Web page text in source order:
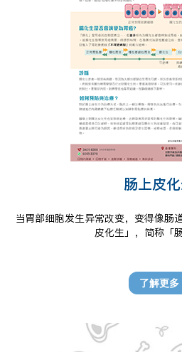
肠上皮
当胃部细胞发生异常改变，变得像肠
皮化生」，简称「
了解更多